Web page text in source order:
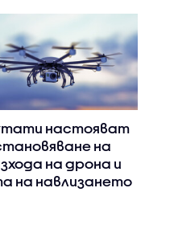
настояват
на
на дрона и
на навлизането